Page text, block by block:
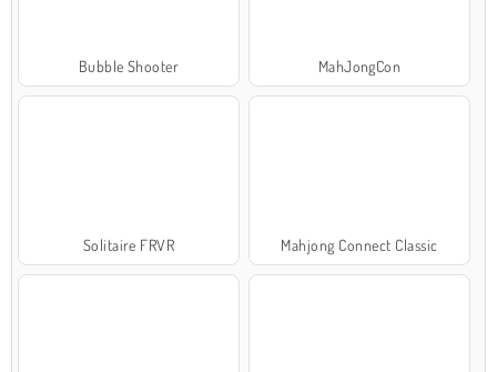
Bubble Shooter MahJongCon
Solitaire FRVR Mahjong Connect Classic